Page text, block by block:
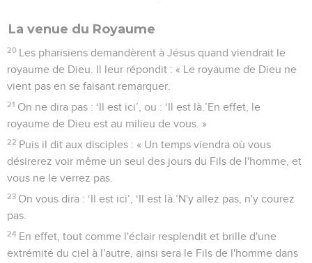
La venue du Royaume
20 Les pharisiens demandèrent à Jésus quand viendrait le
royaume de Dieu. Il leur répondit : « Le royaume de Dieu ne
vient pas en se faisant remarquer.
21 On ne dira pas : ‘Il est ici’, ou : ‘Il est là.’En effet, le
royaume de Dieu est au milieu de vous. »
22 Puis il dit aux disciples : « Un temps viendra où vous
désirerez voir même un seul des jours du Fils de l'homme, et
vous ne le verrez pas.
23 On vous dira : ‘Il est ici’, ‘Il est là.’N'y allez pas, n'y courez
pas.
24 En effet, tout comme l'éclair resplendit et brille d'une
extrémité du ciel à l'autre, ainsi sera le Fils de l'homme dans